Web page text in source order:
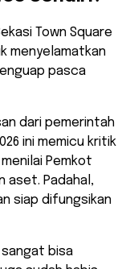
Town Square
menyelamatkan
pasca
dari pemerintah
ini memicu kritik
Pemkot
aset. Padahal,
siap difungsikan
sangat bisa